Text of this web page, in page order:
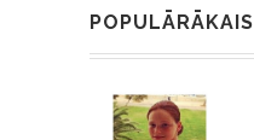
POPULĀRĀKAIS